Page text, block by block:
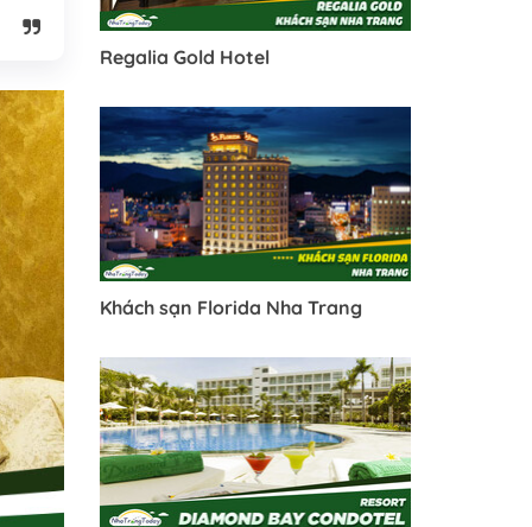
Regalia Gold Hotel
Khách sạn Florida Nha Trang